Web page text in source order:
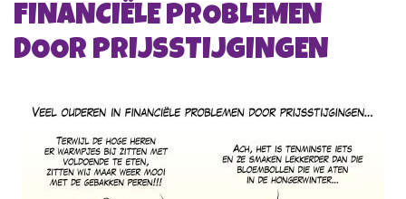
FINANCIËLE PROBLEMEN
DOOR PRIJSSTIJGINGEN